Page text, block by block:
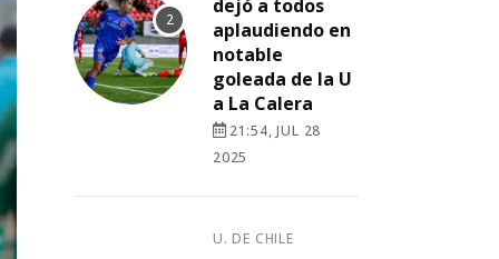
dejó a todos
aplaudiendo en
notable
goleada de la U
a La Calera
21:54, JUL 28
2025
U. DE CHILE